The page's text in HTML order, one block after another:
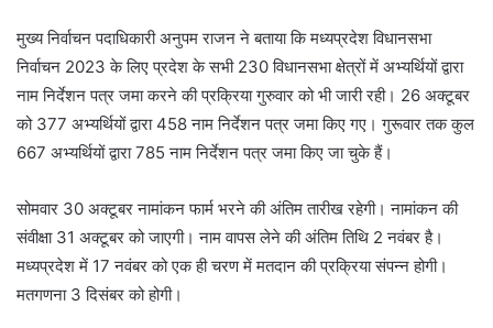
मुख्य निर्वाचन पदाधिकारी अनुपम राजन ने बताया कि मध्यप्रदेश विधानसभा
निर्वाचन 2023 के लिए प्रदेश के सभी 230 विधानसभा क्षेत्रों में अभ्यर्थियों द्वारा
नाम निर्देशन पत्र जमा करने की प्रक्रिया गुरुवार को भी जारी रही। 26 अक्टूबर
को 377 अभ्यर्थियों द्वारा 458 नाम निर्देशन पत्र जमा किए गए। गुरूवार तक कुल
667 अभ्यर्थियों द्वारा 785 नाम निर्देशन पत्र जमा किए जा चुके हैं।
सोमवार 30 अक्टूबर नामांकन फार्म भरने की अंतिम तारीख रहेगी। नामांकन की
संवीक्षा 31 अक्टूबर को जाएगी। नाम वापस लेने की अंतिम तिथि 2 नवंबर है।
मध्यप्रदेश में 17 नवंबर को एक ही चरण में मतदान की प्रक्रिया संपन्न होगी।
मतगणना 3 दिसंबर को होगी।